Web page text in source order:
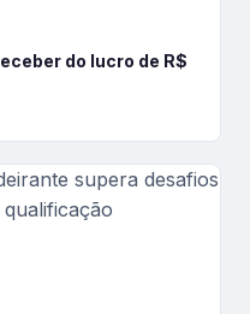
do lucro de R$